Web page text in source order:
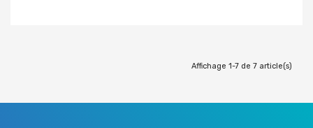
Affichage 1-7 de 7 article(s)